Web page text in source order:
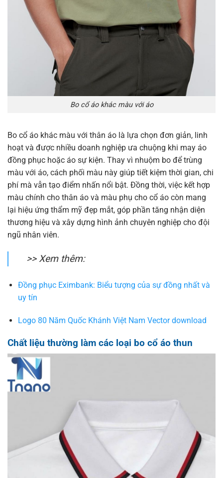
Bo cổ áo khác màu với áo
Bo cổ áo khác màu với thân áo là lựa chọn đơn giản, linh
hoạt và được nhiều doanh nghiệp ưa chuộng khi may áo
đồng phục hoặc áo sự kiện. Thay vì nhuộm bo để trùng
màu với áo, cách phối màu này giúp tiết kiệm thời gian, chi
phí mà vẫn tạo điểm nhấn nổi bật. Đồng thời, việc kết hợp
màu chính cho thân áo và màu phụ cho cổ áo còn mang
lại hiệu ứng thẩm mỹ đẹp mắt, góp phần tăng nhận diện
thương hiệu và xây dựng hình ảnh chuyên nghiệp cho đội
ngũ nhân viên.
>> Xem thêm:
Đồng phục Eximbank: Biểu tượng của sự đồng nhất và
uy tín
Logo 80 Năm Quốc Khánh Việt Nam Vector download
Chất liệu thường làm các loại bo cổ áo thun